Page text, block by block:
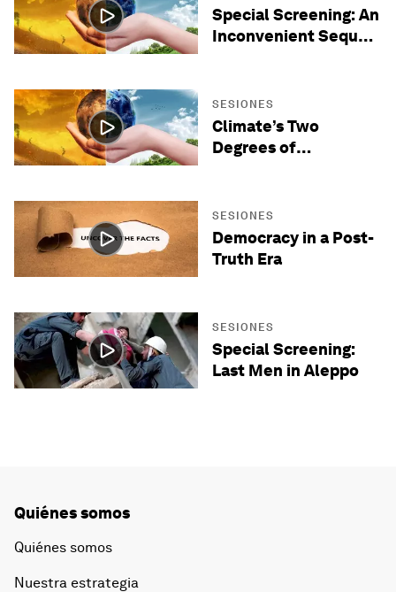
Special Screening: An
Inconvenient Sequel:
SESIONES
Climate’s Two
Degrees of
SESIONES
Democracy in a Post-
Truth Era
SESIONES
Special Screening:
Last Men in Aleppo
Quiénes somos
Quiénes somos
Nuestra estrategia